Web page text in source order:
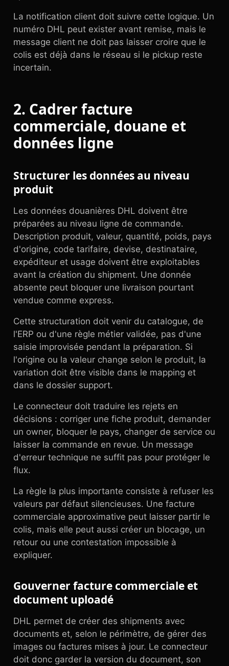
La notification client doit suivre cette logique. Un
numéro DHL peut exister avant remise, mais le
message client ne doit pas laisser croire que le
colis est déjà dans le réseau si le pickup reste
incertain.
2. Cadrer facture
commerciale, douane et
données ligne
Structurer les données au niveau
produit
Les données douanières DHL doivent être
préparées au niveau ligne de commande.
Description produit, valeur, quantité, poids, pays
d'origine, code tarifaire, devise, destinataire,
expéditeur et usage doivent être exploitables
avant la création du shipment. Une donnée
absente peut bloquer une livraison pourtant
vendue comme express.
Cette structuration doit venir du catalogue, de
l'ERP ou d'une règle métier validée, pas d'une
saisie improvisée pendant la préparation. Si
l'origine ou la valeur change selon le produit, la
variation doit être visible dans le mapping et
dans le dossier support.
Le connecteur doit traduire les rejets en
décisions : corriger une fiche produit, demander
un owner, bloquer le pays, changer de service ou
laisser la commande en revue. Un message
d'erreur technique ne suffit pas pour protéger le
flux.
La règle la plus importante consiste à refuser les
valeurs par défaut silencieuses. Une facture
commerciale approximative peut laisser partir le
colis, mais elle peut aussi créer un blocage, un
retour ou une contestation impossible à
expliquer.
Gouverner facture commerciale et
document uploadé
DHL permet de créer des shipments avec
documents et, selon le périmètre, de gérer des
images ou factures mises à jour. Le connecteur
doit donc garder la version du document, son